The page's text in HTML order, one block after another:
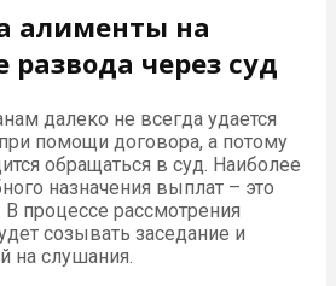
алименты на
развода через суд
далеко не всегда удается
помощи договора, а потому
обращаться в суд. Наиболее
назначения выплат – это
процессе рассмотрения
созывать заседание и
на слушания.